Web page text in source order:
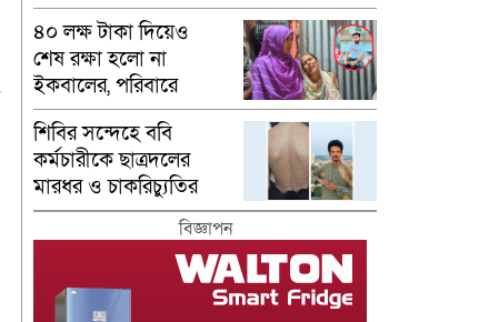
৪০ লক্ষ টাকা দিয়েও
শেষ রক্ষা হলো না
ইকবালের, পরিবারে
শোকের মাতম
শিবির সন্দেহে ববি
কর্মচারীকে ছাত্রদলের
মারধর ও চাকরিচ্যুতির
অভিযোগ
বিজ্ঞাপন